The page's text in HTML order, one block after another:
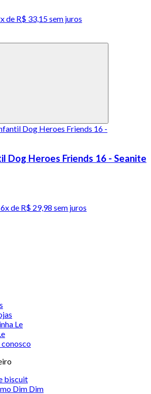
de R$ 33,15 sem juros
Dog Heroes Friends 16 - Seanite
6x de R$ 29,98 sem juros
Le
biscuit
Dim Dim